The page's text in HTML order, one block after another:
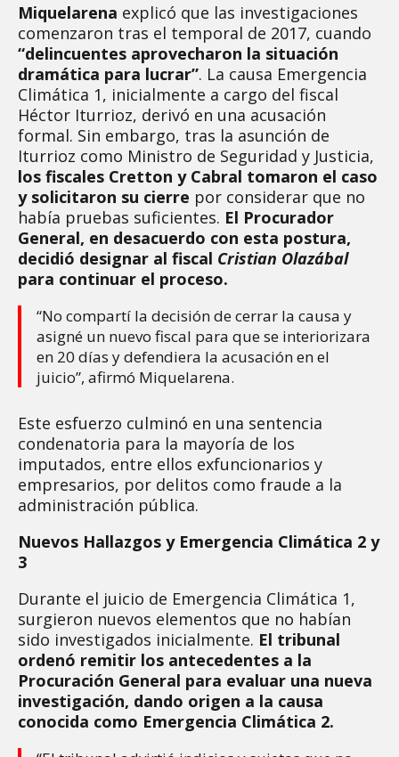
Miquelarena explicó que las investigaciones
comenzaron tras el temporal de 2017, cuando
“delincuentes aprovecharon la situación
dramática para lucrar”. La causa Emergencia
Climática 1, inicialmente a cargo del fiscal
Héctor Iturrioz, derivó en una acusación
formal. Sin embargo, tras la asunción de
Iturrioz como Ministro de Seguridad y Justicia,
los fiscales Cretton y Cabral tomaron el caso
y solicitaron su cierre por considerar que no
había pruebas suficientes. El Procurador
General, en desacuerdo con esta postura,
decidió designar al fiscal Cristian Olazábal
para continuar el proceso.
“No compartí la decisión de cerrar la causa y
asigné un nuevo fiscal para que se interiorizara
en 20 días y defendiera la acusación en el
juicio”, afirmó Miquelarena.
Este esfuerzo culminó en una sentencia
condenatoria para la mayoría de los
imputados, entre ellos exfuncionarios y
empresarios, por delitos como fraude a la
administración pública.
Nuevos Hallazgos y Emergencia Climática 2 y
3
Durante el juicio de Emergencia Climática 1,
surgieron nuevos elementos que no habían
sido investigados inicialmente. El tribunal
ordenó remitir los antecedentes a la
Procuración General para evaluar una nueva
investigación, dando origen a la causa
conocida como Emergencia Climática 2.